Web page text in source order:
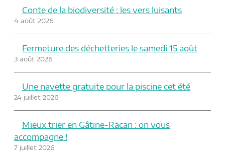
Conte de la biodiversité : les vers luisants
4 août 2026
Fermeture des déchetteries le samedi 15 août
3 août 2026
Une navette gratuite pour la piscine cet été
24 juillet 2026
Mieux trier en Gâtine-Racan : on vous
accompagne !
7 juillet 2026